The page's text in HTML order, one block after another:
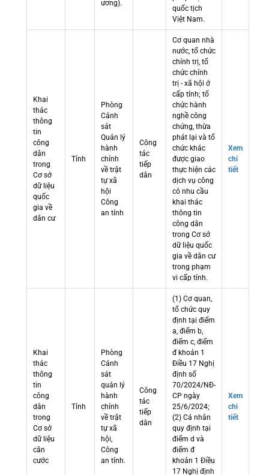
ương).
quốc tịch
Việt Nam.
Khai
thác
thông
tin
công
dân
trong
Cơ sở
dữ liệu
quốc
gia về
dân cư
Tỉnh
Phòng
Cảnh
sát
Quản lý
hành
chính
về trật
tự xã
hội
Công
an tỉnh
Công
tác
tiếp
dân
Cơ quan nhà
nước, tổ chức
chính trị, tổ
chức chính
trị - xã hội ở
cấp tỉnh; tổ
chức hành
nghề công
chứng, thừa
phát lại và tổ
chức khác
được giao
thực hiện các
dịch vụ công
có nhu cầu
khai thác
thông tin
công dân
trong Cơ sở
dữ liệu quốc
gia về dân cư
trong phạm
vi cấp tỉnh.
Xem
chi
tiết
Khai
thác
thông
tin
công
dân
trong
Cơ sở
dữ liệu
căn
cước
Tỉnh
Phòng
Cảnh
sát
quản lý
hành
chính
về trật
tự xã
hội,
Công
an tỉnh.
Công
tác
tiếp
dân
(1) Cơ quan,
tổ chức quy
định tại điểm
a, điểm b,
điểm c, điểm
đ khoản 1
Điều 17 Nghị
định số
70/2024/NĐ-
CP ngày
25/6/2024;
(2) Cá nhân
quy định tại
điểm d và
điểm đ
khoản 1 Điều
17 Nghị định
Xem
chi
tiết